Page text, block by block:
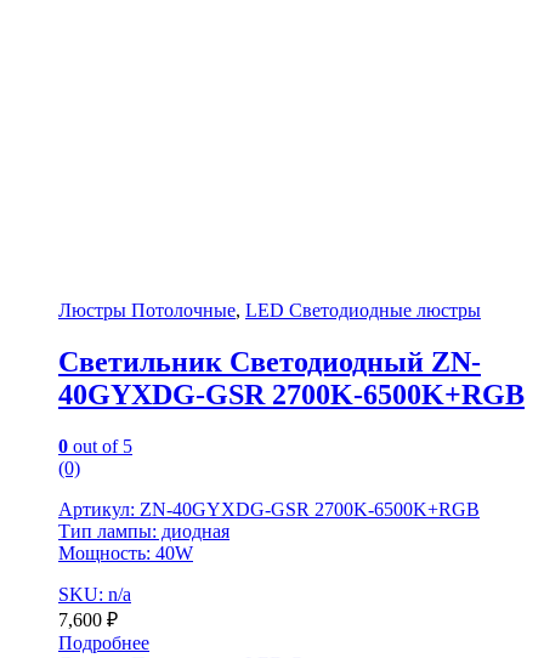
Люстры Потолочные, LED Светодиодные люстры
Светильник Светодиодный ZN-
40GYXDG-GSR 2700K-6500K+RGB
0 out of 5
(0)
Артикул: ZN-40GYXDG-GSR 2700K-6500K+RGB
Тип лампы: диодная
Мощность: 40W
SKU: n/a
7,600 ₽
Подробнее